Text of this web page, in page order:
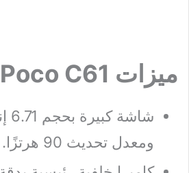
ميزات Poco C61:
ومعدل تحديث 90 هرتزًا.